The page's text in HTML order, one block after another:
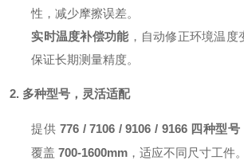
性，减少摩擦误差。
实时温度补偿功能 ，自动修正环境温度
保证长期测量精度。
2. 多种型号，灵活适配
提供776 / 7106 / 9106 / 9166 四种型号
覆盖700-1600mm ，适应不同尺寸工件。